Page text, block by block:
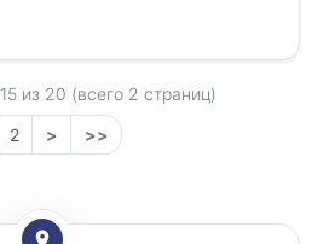
15из 20 (всего 2 страниц)
2 > >>